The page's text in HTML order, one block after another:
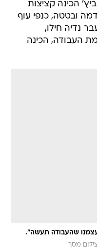
הכינה קציצות
ובטטה, כנפי עוף
נדיה חילו,
ה-18 ברשימת העבודה, הכינה
שהעבודה תעשה".
מסך